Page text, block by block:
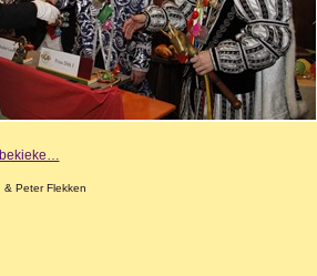
bekieke…
Peter Flekken